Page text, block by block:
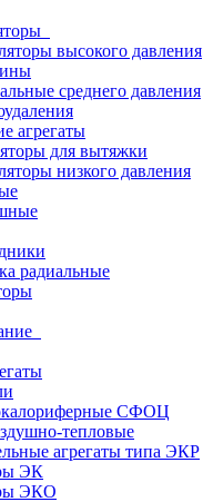
высокого давления
среднего давления
агрегаты
для вытяжки
низкого давления
радиальные
СФОЦ
тепловые
агрегаты типа ЭКР
ЭК
ЭКО